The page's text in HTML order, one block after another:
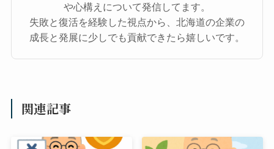
や心構えについて発信してます。
失敗と復活を経験した視点から、北海道の企業の
成長と発展に少しでも貢献できたら嬉しいです。
関連記事